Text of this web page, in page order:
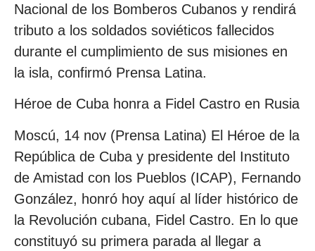
Nacional de los Bomberos Cubanos y rendirá
tributo a los soldados soviéticos fallecidos
durante el cumplimiento de sus misiones en
la isla, confirmó Prensa Latina.
Héroe de Cuba honra a Fidel Castro en Rusia
Moscú, 14 nov (Prensa Latina) El Héroe de la
República de Cuba y presidente del Instituto
de Amistad con los Pueblos (ICAP), Fernando
González, honró hoy aquí al líder histórico de
la Revolución cubana, Fidel Castro. En lo que
constituyó su primera parada al llegar a